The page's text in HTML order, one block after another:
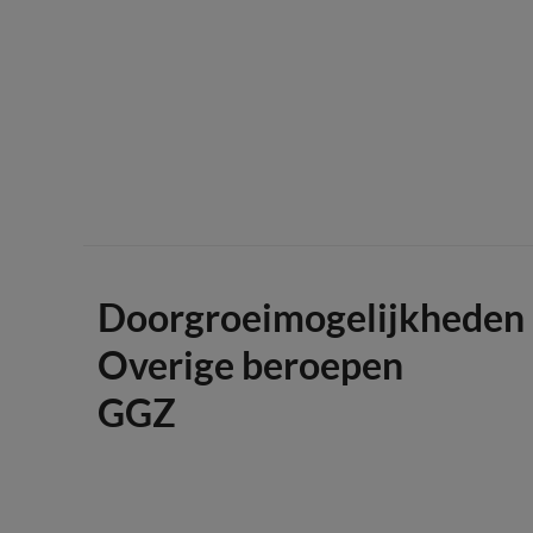
Doorgroeimogelijkheden
Overige beroepen
GGZ